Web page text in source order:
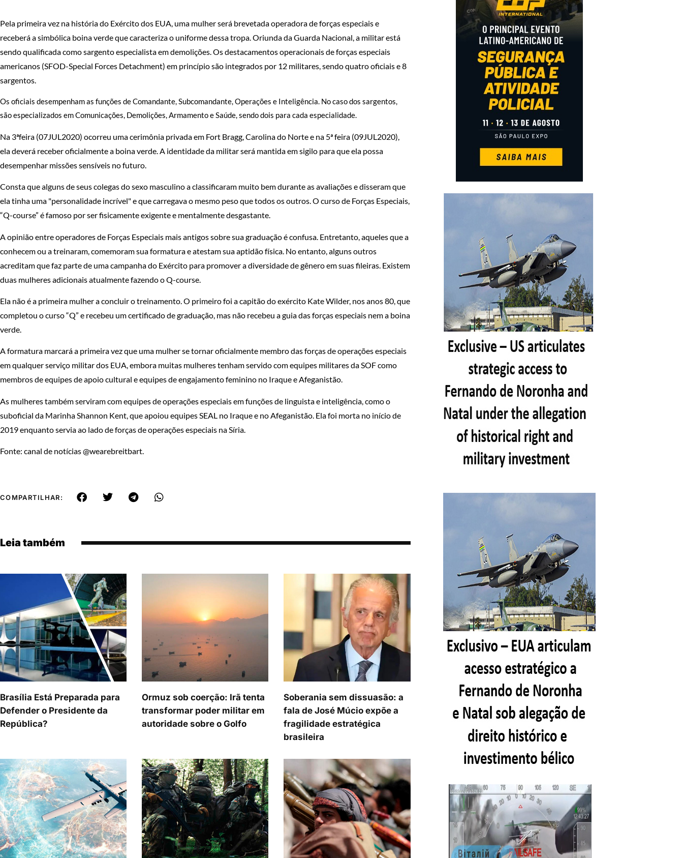
Pela primeira vez na história do Exército dos EUA, uma mulher será brevetada operadora de forças especiais e
receberá a simbólica boina verde que caracteriza o uniforme dessa tropa. Oriunda da Guarda Nacional, a militar está
sendo qualificada como sargento especialista em demolições. Os destacamentos operacionais de forças especiais
americanos (SFOD-Special Forces Detachment) em princípio são integrados por 12 militares, sendo quatro oficiais e 8
sargentos.
Os oficiais desempenham as funções de Comandante, Subcomandante, Operações e Inteligência. No caso dos sargentos,
são especializados em Comunicações, Demolições, Armamento e Saúde, sendo dois para cada especialidade.
Na 3ªfeira (07JUL2020) ocorreu uma cerimônia privada em Fort Bragg, Carolina do Norte e na 5ª feira (09JUL2020),
ela deverá receber oficialmente a boina verde. A identidade da militar será mantida em sigilo para que ela possa
desempenhar missões sensíveis no futuro.
Consta que alguns de seus colegas do sexo masculino a classificaram muito bem durante as avaliações e disseram que
ela tinha uma "personalidade incrível" e que carregava o mesmo peso que todos os outros. O curso de Forças Especiais,
“Q-course” é famoso por ser fisicamente exigente e mentalmente desgastante.
A opinião entre operadores de Forças Especiais mais antigos sobre sua graduação é confusa. Entretanto, aqueles que a
conhecem ou a treinaram, comemoram sua formatura e atestam sua aptidão física. No entanto, alguns outros
acreditam que faz parte de uma campanha do Exército para promover a diversidade de gênero em suas fileiras. Existem
duas mulheres adicionais atualmente fazendo o Q-course.
Ela não é a primeira mulher a concluir o treinamento. O primeiro foi a capitão do exército Kate Wilder, nos anos 80, que
completou o curso “Q” e recebeu um certificado de graduação, mas não recebeu a guia das forças especiais nem a boina
verde.
A formatura marcará a primeira vez que uma mulher se tornar oficialmente membro das forças de operações especiais
em qualquer serviço militar dos EUA, embora muitas mulheres tenham servido com equipes militares da SOF como
membros de equipes de apoio cultural e equipes de engajamento feminino no Iraque e Afeganistão.
As mulheres também serviram com equipes de operações especiais em funções de linguista e inteligência, como o
suboficial da Marinha Shannon Kent, que apoiou equipes SEAL no Iraque e no Afeganistão. Ela foi morta no início de
2019 enquanto servia ao lado de forças de operações especiais na Síria.
Fonte: canal de notícias @wearebreitbart.
COMPARTILHAR:
Leia também
Brasília Está Preparada para
Defender o Presidente da
República?
Ormuz sob coerção: Irã tenta
transformar poder militar em
autoridade sobre o Golfo
Soberania sem dissuasão: a
fala de José Múcio expõe a
fragilidade estratégica
brasileira